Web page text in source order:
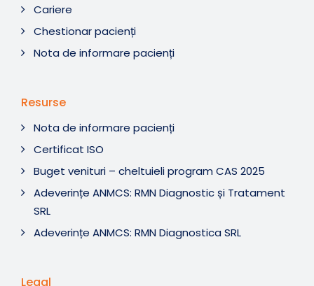
Cariere
Chestionar pacienți
Nota de informare pacienți
Resurse
Nota de informare pacienți
Certificat ISO
Buget venituri – cheltuieli program CAS 2025
Adeverințe ANMCS: RMN Diagnostic și Tratament
SRL
Adeverințe ANMCS: RMN Diagnostica SRL
Legal